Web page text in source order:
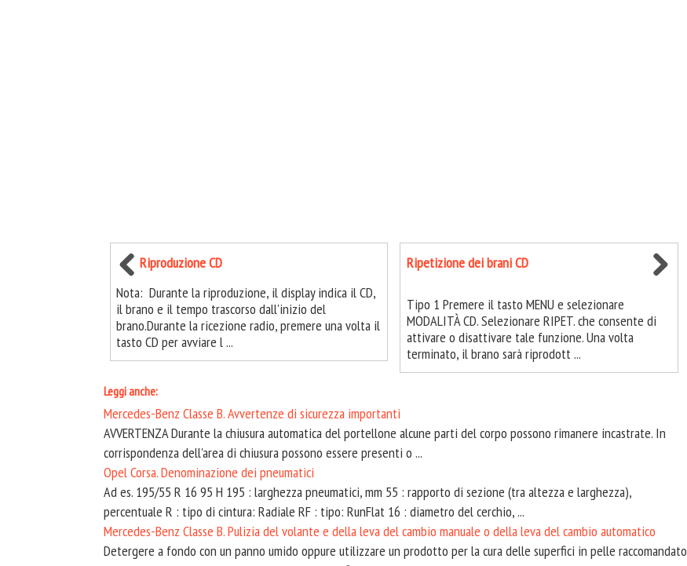
Riproduzione CD
Nota: Durante la riproduzione, il display indica il CD,
il brano e il tempo trascorso dall'inizio del
brano.Durante la ricezione radio, premere una volta il
tasto CD per avviare l ...
Ripetizione dei brani CD
Tipo 1 Premere il tasto MENU e selezionare
MODALITÀ CD. Selezionare RIPET. che consente di
attivare o disattivare tale funzione. Una volta
terminato, il brano sarà riprodott ...
Leggi anche:
Mercedes-Benz Classe B. Avvertenze di sicurezza importanti
AVVERTENZA Durante la chiusura automatica del portellone alcune parti del corpo possono rimanere incastrate. In
corrispondenza dell'area di chiusura possono essere presenti o ...
Opel Corsa. Denominazione dei pneumatici
Ad es. 195/55 R 16 95 H 195 : larghezza pneumatici, mm 55 : rapporto di sezione (tra altezza e larghezza),
percentuale R : tipo di cintura: Radiale RF : tipo: RunFlat 16 : diametro del cerchio, ...
Mercedes-Benz Classe B. Pulizia del volante e della leva del cambio manuale o della leva del cambio automatico
Detergere a fondo con un panno umido oppure utilizzare un prodotto per la cura delle superfici in pelle raccomandato